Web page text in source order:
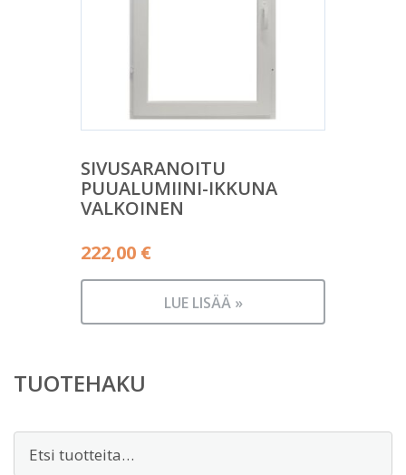
SIVUSARANOITU
PUUALUMIINI-IKKUNA
VALKOINEN
222,00 €
LUE LISÄÄ »
TUOTEHAKU